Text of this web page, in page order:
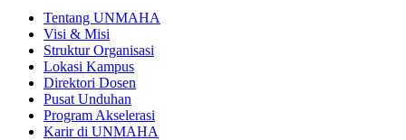
Tentang UNMAHA
Visi & Misi
Struktur Organisasi
Lokasi Kampus
Direktori Dosen
Pusat Unduhan
Program Akselerasi
Karir di UNMAHA